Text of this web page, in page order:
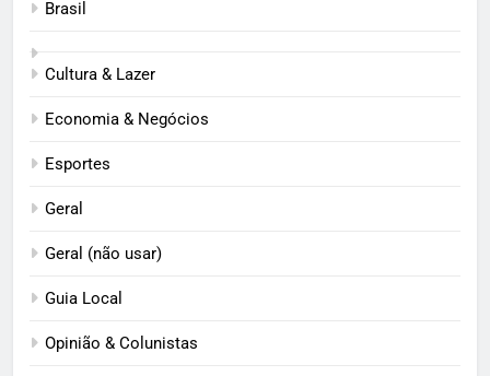
Brasil
Cultura & Lazer
Economia & Negócios
Esportes
Geral
Geral (não usar)
Guia Local
Opinião & Colunistas